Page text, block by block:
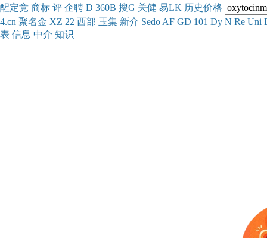
醒定竞 商标 评 企聘 D 360B 搜G 关健 易LK 历史价格
4.cn 聚名金 XZ 22 西部 玉集 新介 Sedo AF GD 101 Dy N Re Uni
表 信息 中介 知识